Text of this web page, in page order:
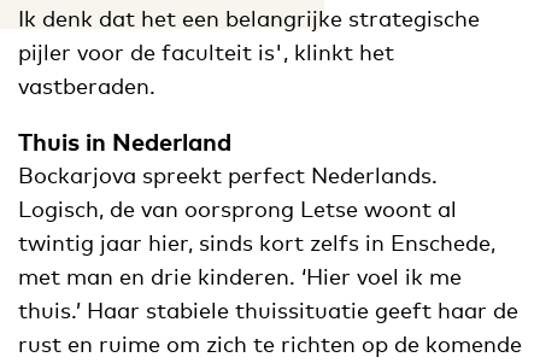
Ik denk dat het een belangrijke strategische
pijler voor de faculteit is', klinkt het
vastberaden.
Thuis in Nederland
Bockarjova spreekt perfect Nederlands.
Logisch, de van oorsprong Letse woont al
twintig jaar hier, sinds kort zelfs in Enschede,
met man en drie kinderen. ‘Hier voel ik me
thuis.’ Haar stabiele thuissituatie geeft haar de
rust en ruime om zich te richten op de komende